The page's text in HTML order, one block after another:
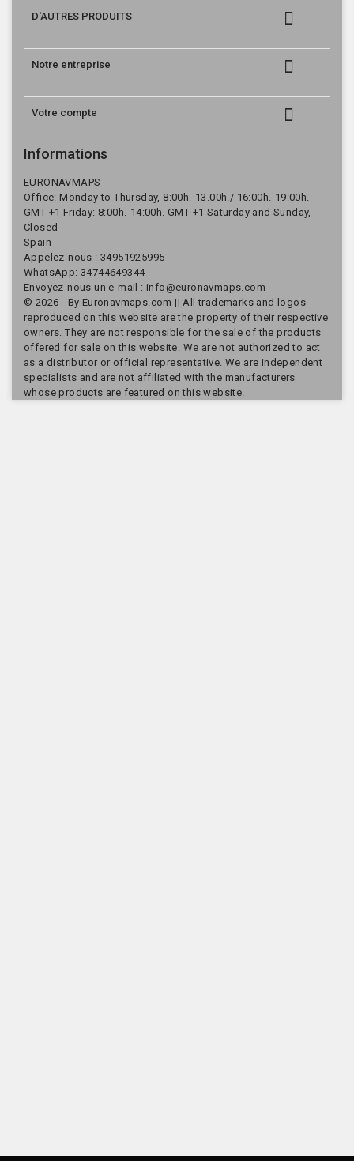
D'AUTRES PRODUITS 
Notre entreprise 
Votre compte 
Informations
EURONAVMAPS
Office: Monday to Thursday, 8:00h.-13.00h./ 16:00h.-19:00h.
GMT +1 Friday: 8:00h.-14:00h. GMT +1 Saturday and Sunday,
Closed
Spain
Appelez-nous :34951925995
WhatsApp: 34744649344
Envoyez-nous un e-mail : info@euronavmaps.com
© 2026 - By Euronavmaps.com || All trademarks and logos
reproduced on this website are the property of their respective
owners. They are not responsible for the sale of the products
offered for sale on this website. We are not authorized to act
as a distributor or official representative. We are independent
specialists and are not affiliated with the manufacturers
whose products are featured on this website.